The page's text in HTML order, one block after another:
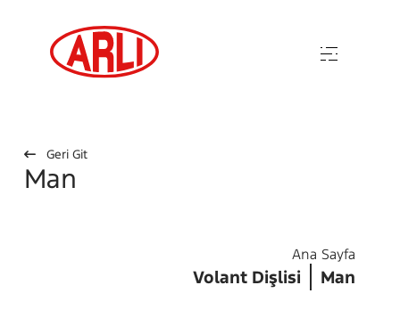
Geri Git
Man
Ana Sayfa
Volant Dişlisi Man